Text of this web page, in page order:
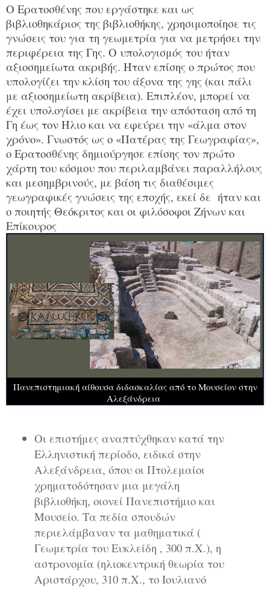
Ο Ερατοσθένης που εργάστηκε και ως
βιβλιοθηκάριος της βιβλιοθήκης, χρησιμοποίησε τις
γνώσεις του για τη γεωμετρία για να μετρήσει την
περιφέρεια της Γης. Ο υπολογισμός του ήταν
αξιοσημείωτα ακριβής. Ήταν επίσης ο πρώτος που
υπολογίζει την κλίση του άξονα της γης (και πάλι
με αξιοσημείωτη ακρίβεια). Επιπλέον, μπορεί να
έχει υπολογίσει με ακρίβεια την απόσταση από τη
Γη έως τον Ήλιο και να εφεύρει την «άλμα στον
χρόνο». Γνωστός ως ο «Πατέρας της Γεωγραφίας»,
ο Ερατοσθένης δημιούργησε επίσης τον πρώτο
χάρτη του κόσμου που περιλαμβάνει παραλλήλους
και μεσημβρινούς, με βάση τις διαθέσιμες
γεωγραφικές γνώσεις της εποχής, εκεί δε ήταν και
ο ποιητής Θεόκριτος και οι φιλόσοφοι Ζήνων και
Επίκουρος
Πανεπιστημιακή αίθουσα διδασκαλίας από το Μουσείον στην
Αλεξάνδρεια
Οι επιστήμες αναπτύχθηκαν κατά την
Ελληνιστική περίοδο, ειδικά στην
Αλεξάνδρεια, όπου οι Πτολεμαίοι
χρηματοδότησαν μια μεγάλη
βιβλιοθήκη, οιονεί Πανεπιστήμιο και
Μουσείο. Τα πεδία σπουδών
περιελάμβαναν τα μαθηματικά (
Γεωμετρία του Ευκλείδη , 300 π.Χ.), η
αστρονομία (ηλιοκεντρική θεωρία του
Αριστάρχου, 310 π.Χ., το Ιουλιανό